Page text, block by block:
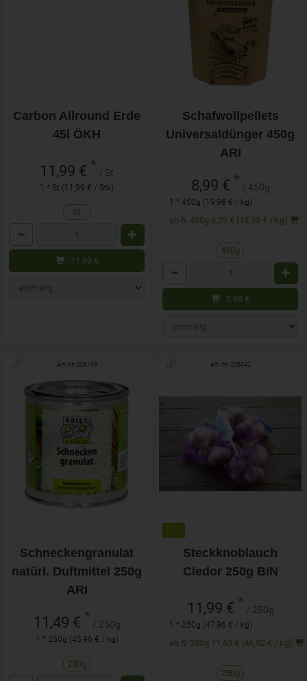
Carbon Allround Erde
45l ÖKH
11,99 € * / St
1 * St (11,99 € / Stk)
St
11,99 €
Schafwollpellets
Universaldünger 450g
ARI
8,99 € * / 450g
1 * 450g (19,98 € / kg)
ab 6: 450g 8,72 € (19,38 € / kg)
450g
8,99 €
Art.-Nr. 206198
Schneckengranulat
natürl. Duftmittel 250g
ARI
11,49 € * / 250g
1 * 250g (45,96 € / kg)
250g
Art.-Nr. 206042
Steckknoblauch
Cledor 250g BIN
11,99 € * / 250g
1 * 250g (47,96 € / kg)
ab 5: 250g 11,63 € (46,52 € / kg)
250g